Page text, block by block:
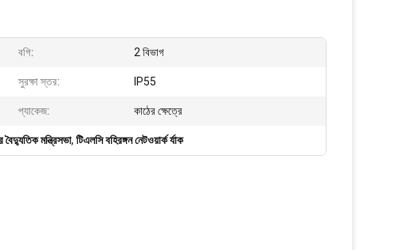
বগি: 2 বিভাগ
সুরক্ষা স্তর: IP55
প্যাকেজ: কাঠের ক্ষেত্রে
মন্ত্রিসভা, টিএলসি বহিরঙ্গন নেটওয়ার্ক র্যাক